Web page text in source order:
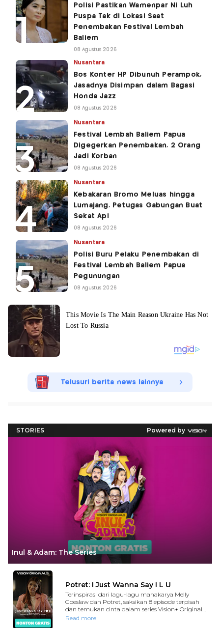
Polisi Pastikan Wamenpar Ni Luh
Puspa Tak di Lokasi Saat
Penembakan Festival Lembah
Baliem
08 Agustus 2026
Nusantara
Bos Konter HP Dibunuh Perampok,
Jasadnya Disimpan dalam Bagasi
Honda Jazz
08 Agustus 2026
Nusantara
Festival Lembah Baliem Papua
Digegerkan Penembakan, 2 Orang
Jadi Korban
08 Agustus 2026
Nusantara
Kebakaran Bromo Meluas hingga
Lumajang, Petugas Gabungan Buat
Sekat Api
08 Agustus 2026
Nusantara
Polisi Buru Pelaku Penembakan di
Festival Lembah Baliem Papua
Pegunungan
08 Agustus 2026
Telusuri berita news lainnya